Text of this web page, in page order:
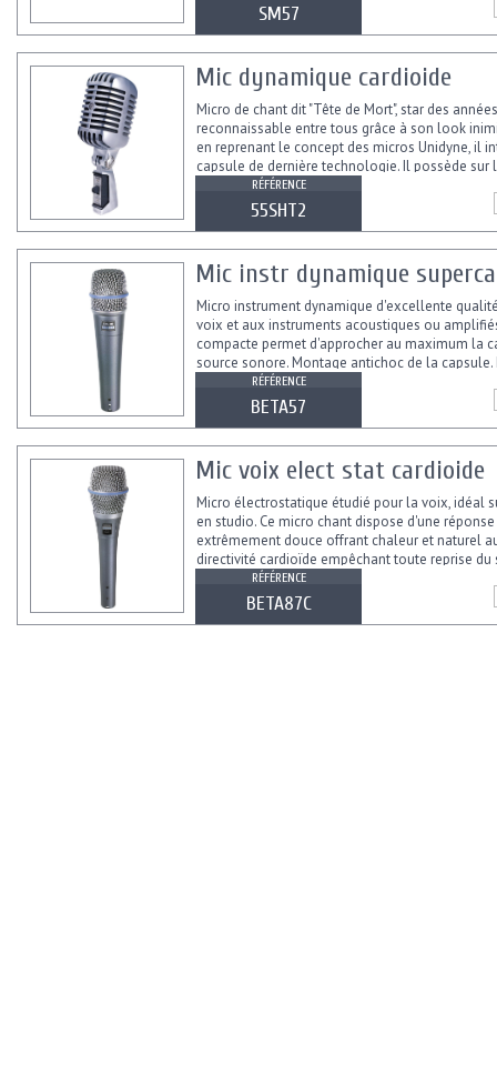
SM57
Mic dynamique cardioide
Micro de chant dit "Tête de Mort", star des
reconnaissable entre tous grâce à son look
en reprenant le concept des micros Unidyne, il
capsule de dernière technologie. Il possède sur
articulée...RÉFÉRENCE
55SHT2
Mic instr dynamique
Micro instrument dynamique d'excellente
voix et aux instruments acoustiques ou
compacte permet d'approcher au maximum la
source sonore. Montage antichoc de la
avec pince...RÉFÉRENCE
BETA57
Mic voix elect stat cardioide
Micro électrostatique étudié pour la voix, idéal
en studio. Ce micro chant dispose d'une
extrêmement douce offrant chaleur et naturel
directivité cardioïde empêchant toute reprise du
RÉFÉRENCE
BETA87C